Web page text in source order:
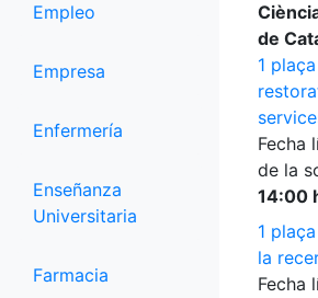
Empleo
Empresa
Enfermería
Enseñanza
Universitaria
Farmacia
de
1
Fecha
de la
14:00
1
la
Fecha